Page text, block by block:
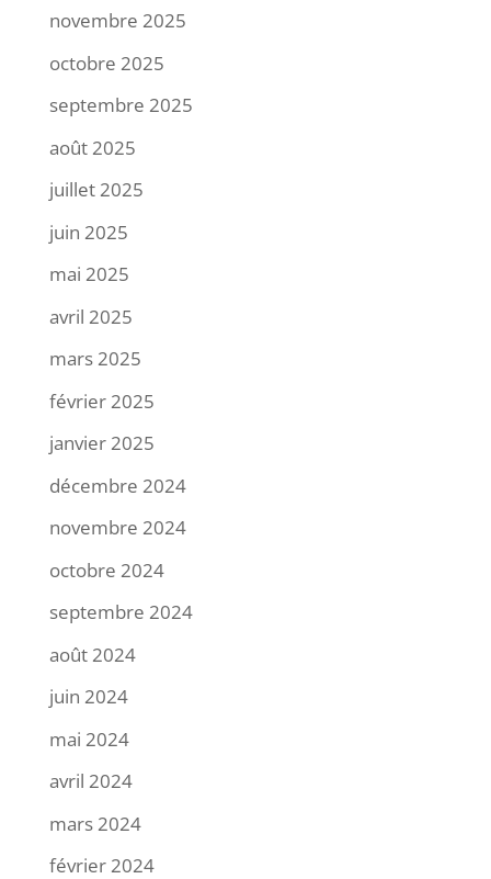
novembre 2025
octobre 2025
septembre 2025
août 2025
juillet 2025
juin 2025
mai 2025
avril 2025
mars 2025
février 2025
janvier 2025
décembre 2024
novembre 2024
octobre 2024
septembre 2024
août 2024
juin 2024
mai 2024
avril 2024
mars 2024
février 2024